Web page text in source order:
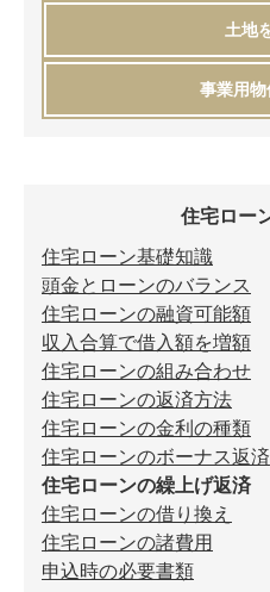
土地
事業用
住宅ロー
住宅ローン基礎知識
頭金とローンのバランス
住宅ローンの融資可能額
収入合算で借入額を増額
住宅ローンの組み合わせ
住宅ローンの返済方法
住宅ローンの金利の種類
住宅ローンのボーナス返済
住宅ローンの繰上げ返済
住宅ローンの借り換え
住宅ローンの諸費用
申込時の必要書類